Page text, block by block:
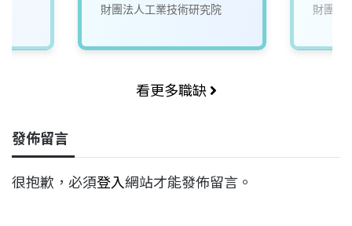
(A000新竹/台南)
財團法人工業技術研究院 財團法
看更多職缺
發佈留言
很抱歉，必須登入網站才能發佈留言。